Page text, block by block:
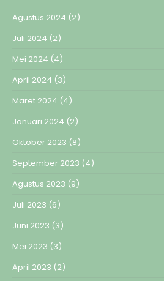
Agustus 2024 (2)
Juli 2024 (2)
Mei 2024 (4)
April 2024 (3)
Maret 2024 (4)
Januari 2024 (2)
Oktober 2023 (8)
September 2023 (4)
Agustus 2023 (9)
Juli 2023 (6)
Juni 2023 (3)
Mei 2023 (3)
April 2023 (2)